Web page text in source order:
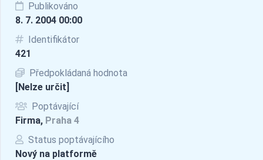
Publikováno
8. 7. 2004 00:00
Identifikátor
421
Předpokládaná hodnota
[Nelze určit]
Poptávající
Firma, Praha 4
Status poptávajícího
Nový na platformě